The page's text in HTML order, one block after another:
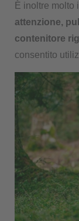
È inoltre molto
attenzione,
contenitore
consentito